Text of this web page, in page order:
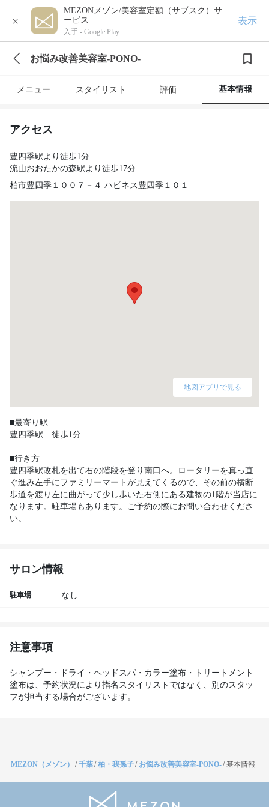
×
MEZONメゾン/美容室定額（サブスク）サ
ービス
入手 - Google Play
表示
お悩み改善美容室-PONO-
メニュー スタイリスト 評価 基本情報
アクセス
豊四季駅より徒歩1分
流山おおたかの森駅より徒歩17分
柏市豊四季１００７－４ ハピネス豊四季１０１
地図アプリで見る
■最寄り駅
豊四季駅　徒歩1分
■行き方
豊四季駅改札を出て右の階段を登り南口へ。ロータリーを真っ直
ぐ進み左手にファミリーマートが見えてくるので、その前の横断
歩道を渡り左に曲がって少し歩いた右側にある建物の1階が当店に
なります。駐車場もあります。ご予約の際にお問い合わせくださ
い。
サロン情報
駐車場 なし
注意事項
シャンプー・ドライ・ヘッドスパ・カラー塗布・トリートメント
塗布は、予約状況により指名スタイリストではなく、別のスタッ
フが担当する場合がございます。
MEZON（メゾン） /千葉/柏・我孫子/ お悩み改善美容室-PONO-/基本情報